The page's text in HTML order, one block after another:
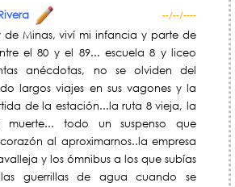
--/--/----
de Minas, viví mi infancia y parte de
el 80 y el 89... escuela 8 y liceo
anécdotas, no se olviden del
largos viajes en sus vagones y la
de la estación...la ruta 8 vieja, la
todo un suspenso que
al aproximarnos..la empresa
y los ómnibus a los que subías
guerrillas de agua cuando se